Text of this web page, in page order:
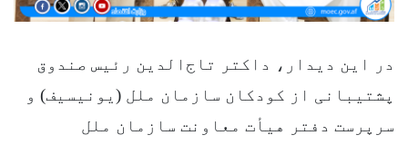
در این دیدار، داکتر تاج‌الدین رئیس صندوق
پشتیبانی از کودکان سازمان ملل (یونیسیف) و
سرپرست دفتر هیأت معاونت سازمان ملل